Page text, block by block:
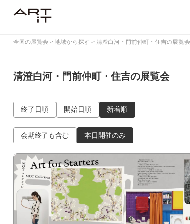
全国の展覧会 > 地域から探す > 清澄白河・門前仲町・住吉の展覧会
清澄白河・門前仲町・住吉の展覧会
終了日順 開始日順 新着順
会期終了も含む 本日開催のみ